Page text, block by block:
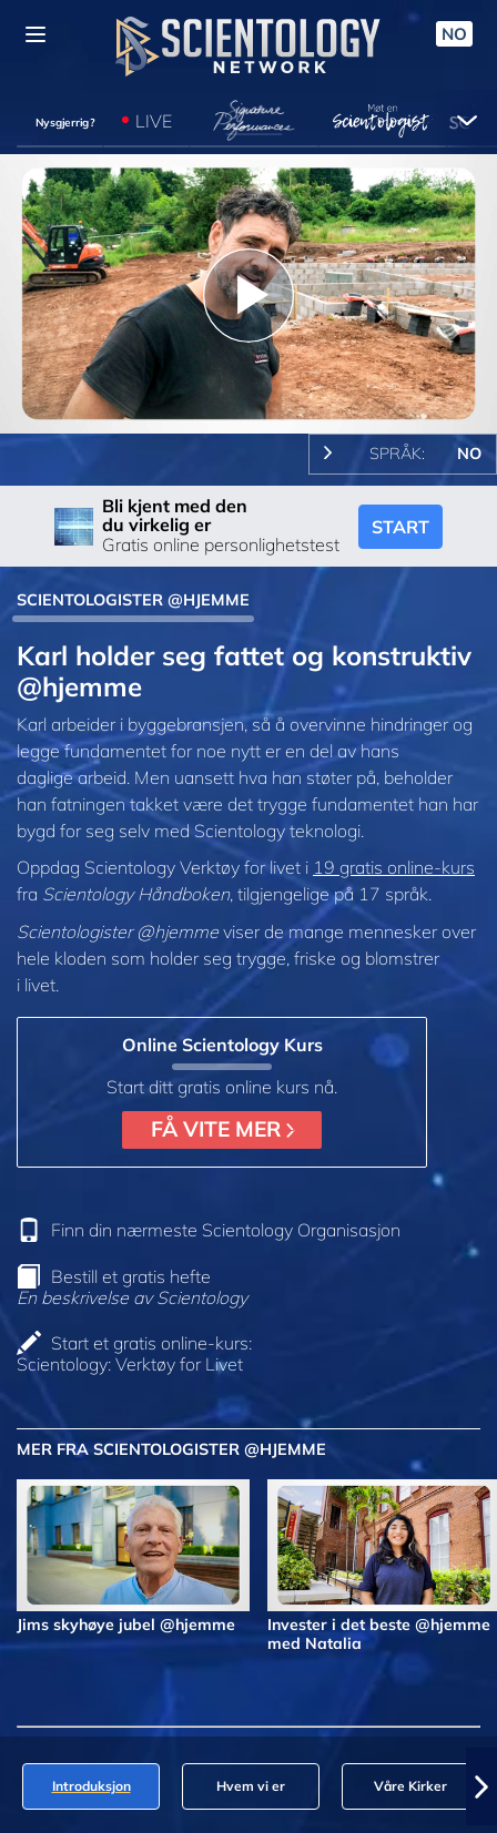
NO
Nysgjerrig? LIVE
Play
Video
SPRÅK: NO
Bli kjent med den
du virkelig er
Gratis online personlighetstest
START
SCIENTOLOGISTER @HJEMME
Karl holder seg fattet og konstruktiv
@hjemme
Karl arbeider i byggebransjen, så å overvinne hindringer og
legge fundamentet for noe nytt er en del av hans
daglige arbeid. Men uansett hva han støter på, beholder
han fatningen takket være det trygge fundamentet han har
bygd for seg selv med Scientology teknologi.
Oppdag Scientology Verktøy for livet i 19 gratis online-kurs
fra Scientology Håndboken, tilgjengelige på 17 språk.
Scientologister @hjemmeviser de mange mennesker over
hele kloden som holder seg trygge, friske og blomstrer
i livet.
Online Scientology Kurs
Start ditt gratis online kurs nå.
FÅ VITE MER
Finn din nærmeste Scientology Organisasjon
Bestill et gratis hefte
En beskrivelse av Scientology
Start et gratis online-kurs:
Scientology: Verktøy for Livet
MER FRA SCIENTOLOGISTER @HJEMME
Jims skyhøye jubel @hjemme
Invester i det beste @hjemme
med Natalia
Introduksjon Hvem vi er Våre Kirker